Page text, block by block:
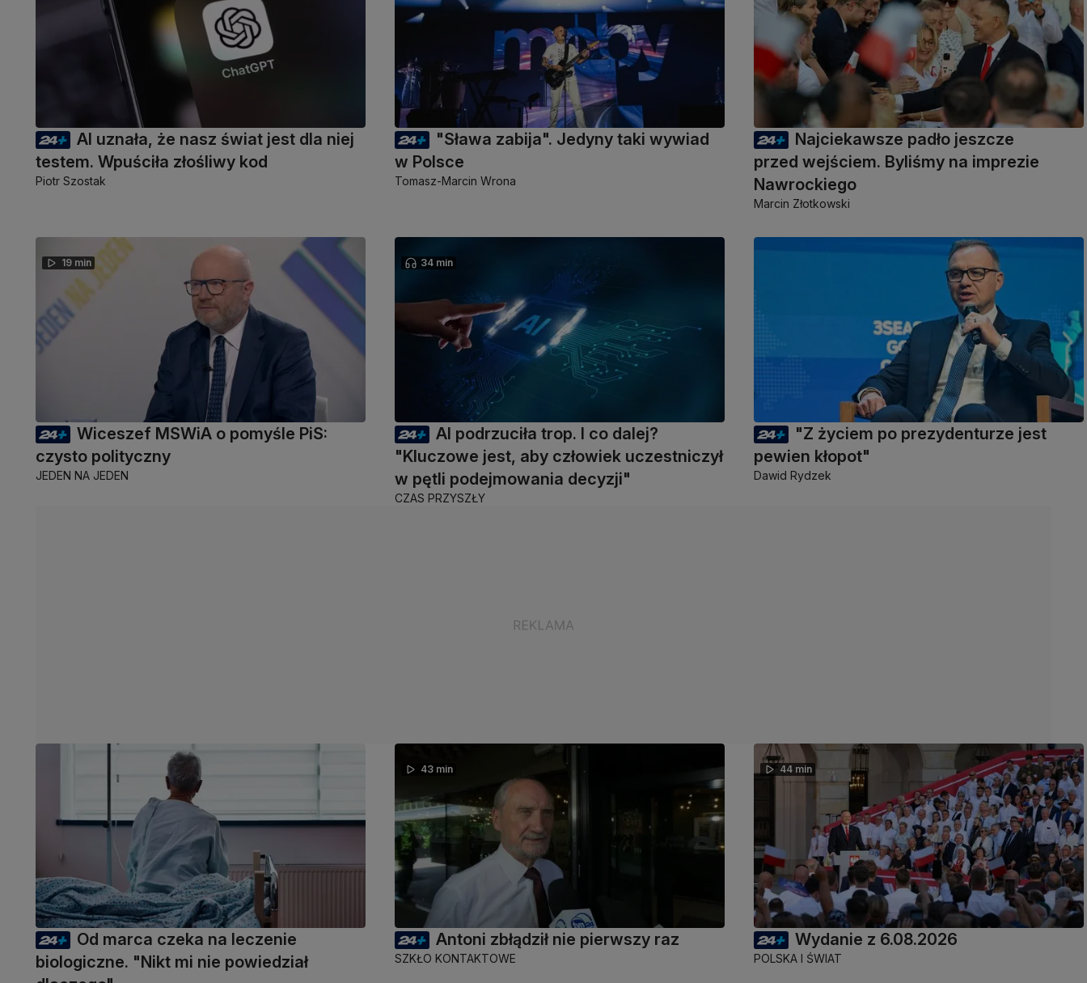
AI uznała, że nasz świat jest dla niej
testem. Wpuściła złośliwy kod
Piotr Szostak
"Sława zabija". Jedyny taki wywiad
w Polsce
Tomasz-Marcin Wrona
Najciekawsze padło jeszcze
przed wejściem. Byliśmy na imprezie
Nawrockiego
Marcin Złotkowski
19 min
Wiceszef MSWiA o pomyśle PiS:
czysto polityczny
JEDEN NA JEDEN
34 min
AI podrzuciła trop. I co dalej?
"Kluczowe jest, aby człowiek uczestniczył
w pętli podejmowania decyzji"
CZAS PRZYSZŁY
"Z życiem po prezydenturze jest
pewien kłopot"
Dawid Rydzek
Od marca czeka na leczenie
biologiczne. "Nikt mi nie powiedział
43 min
Antoni zbłądził nie pierwszy raz
SZKŁO KONTAKTOWE
44 min
Wydanie z 6.08.2026
POLSKA I ŚWIAT